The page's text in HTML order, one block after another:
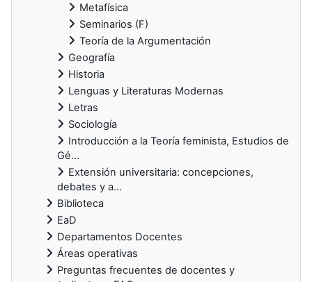
Metafísica
Seminarios (F)
Teoría de la Argumentación
Geografía
Historia
Lenguas y Literaturas Modernas
Letras
Sociología
Introducción a la Teoría feminista, Estudios de
Gé...
Extensión universitaria: concepciones,
debates y a...
Biblioteca
EaD
Departamentos Docentes
Áreas operativas
Preguntas frecuentes de docentes y